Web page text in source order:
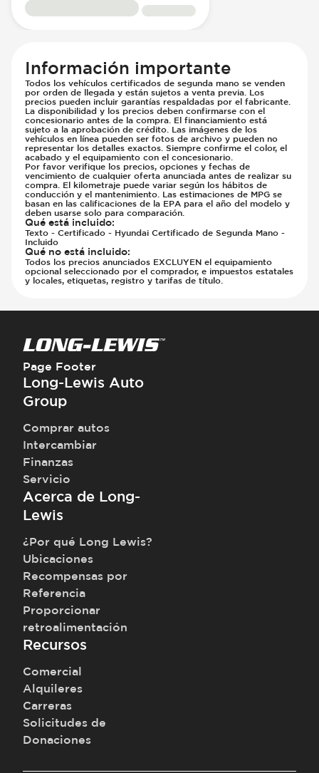
Información importante
Todos los vehículos certificados de segunda mano se venden
por orden de llegada y están sujetos a venta previa. Los
precios pueden incluir garantías respaldadas por el fabricante.
La disponibilidad y los precios deben confirmarse con el
concesionario antes de la compra. El financiamiento está
sujeto a la aprobación de crédito. Las imágenes de los
vehículos en línea pueden ser fotos de archivo y pueden no
representar los detalles exactos. Siempre confirme el color, el
acabado y el equipamiento con el concesionario.
Por favor verifique los precios, opciones y fechas de
vencimiento de cualquier oferta anunciada antes de realizar su
compra. El kilometraje puede variar según los hábitos de
conducción y el mantenimiento. Las estimaciones de MPG se
basan en las calificaciones de la EPA para el año del modelo y
deben usarse solo para comparación.
Qué está incluido:
Texto - Certificado - Hyundai Certificado de Segunda Mano -
Incluido
Qué no está incluido:
Todos los precios anunciados EXCLUYEN el equipamiento
opcional seleccionado por el comprador, e impuestos estatales
y locales, etiquetas, registro y tarifas de título.
Page Footer
Long-Lewis Auto
Group
Comprar autos
Intercambiar
Finanzas
Servicio
Acerca de Long-
Lewis
¿Por qué Long Lewis?
Ubicaciones
Recompensas por
Referencia
Proporcionar
retroalimentación
Recursos
Comercial
Alquileres
Carreras
Solicitudes de
Donaciones